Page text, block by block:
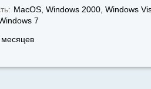
MacOS, Windows 2000, Windows
7